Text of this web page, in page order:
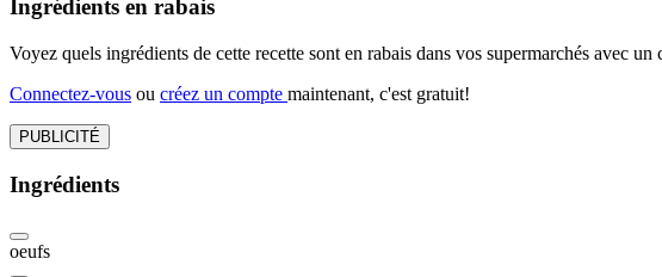
Ingrédients en rabais
Voyez quels ingrédients de cette recette sont en rabais dans vos supermarchés avec
Connectez-vous ou créez un compte maintenant, c'est gratuit!
PUBLICITÉ
Ingrédients
oeufs